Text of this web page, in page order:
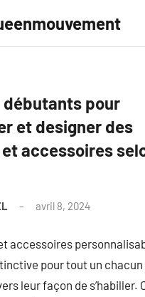
débutants pour
et designer des
accessoires
avril 8, 2024
accessoires
pour tout un chacun
leur façon de s’habiller.